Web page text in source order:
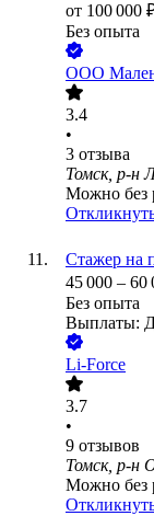
от 100 000
Без опыта
ООО
3.4
•
3 отзыва
Томск, р-н
Можно без
Стажер на
45 000 – 60
Без опыта
Выплаты:
Li-Force
3.7
•
9 отзывов
Томск, р-н
Можно без